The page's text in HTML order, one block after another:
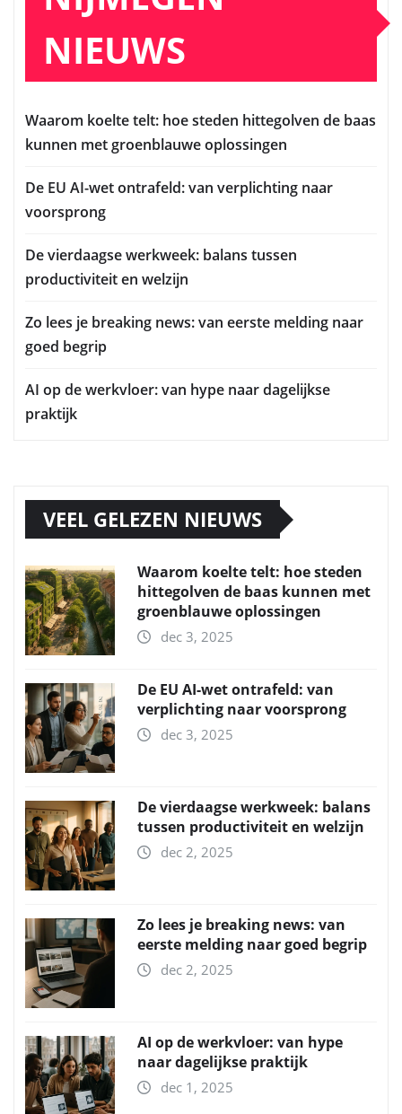
NIEUWS
Waarom koelte telt: hoe steden hittegolven de baas
kunnen met groenblauwe oplossingen
De EU AI-wet ontrafeld: van verplichting naar
voorsprong
De vierdaagse werkweek: balans tussen
productiviteit en welzijn
Zo lees je breaking news: van eerste melding naar
goed begrip
AI op de werkvloer: van hype naar dagelijkse
praktijk
VEEL GELEZEN NIEUWS
Waarom koelte telt: hoe steden
hittegolven de baas kunnen met
groenblauwe oplossingen
dec 3, 2025
De EU AI-wet ontrafeld: van
verplichting naar voorsprong
dec 3, 2025
De vierdaagse werkweek: balans
tussen productiviteit en welzijn
dec 2, 2025
Zo lees je breaking news: van
eerste melding naar goed begrip
dec 2, 2025
AI op de werkvloer: van hype
naar dagelijkse praktijk
dec 1, 2025